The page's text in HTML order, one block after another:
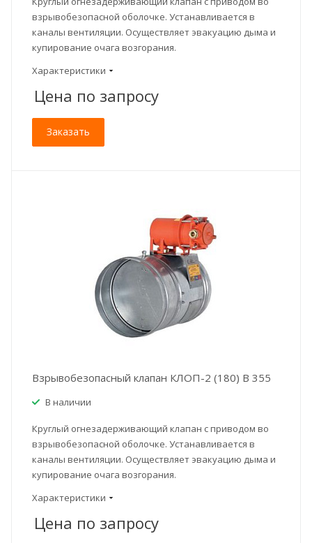
взрывобезопасной оболочке. Устанавливается в
каналы вентиляции. Осуществляет эвакуацию дыма и
купирование очага возгорания.
Характеристики
Цена по запросу
Заказать
Взрывобезопасный клапан КЛОП-2 (180) В 355
В наличии
Круглый огнезадерживающий клапан с приводом во
взрывобезопасной оболочке. Устанавливается в
каналы вентиляции. Осуществляет эвакуацию дыма и
купирование очага возгорания.
Характеристики
Цена по запросу